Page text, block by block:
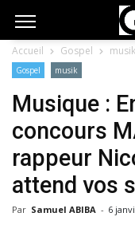
Accueil Gospel musik
Gospel musik
Musique :
concours
rappeur
attend vos
Par Samuel ABIBA - 6